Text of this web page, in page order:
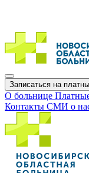
Записаться на
О больнице
Контакты СМИ о